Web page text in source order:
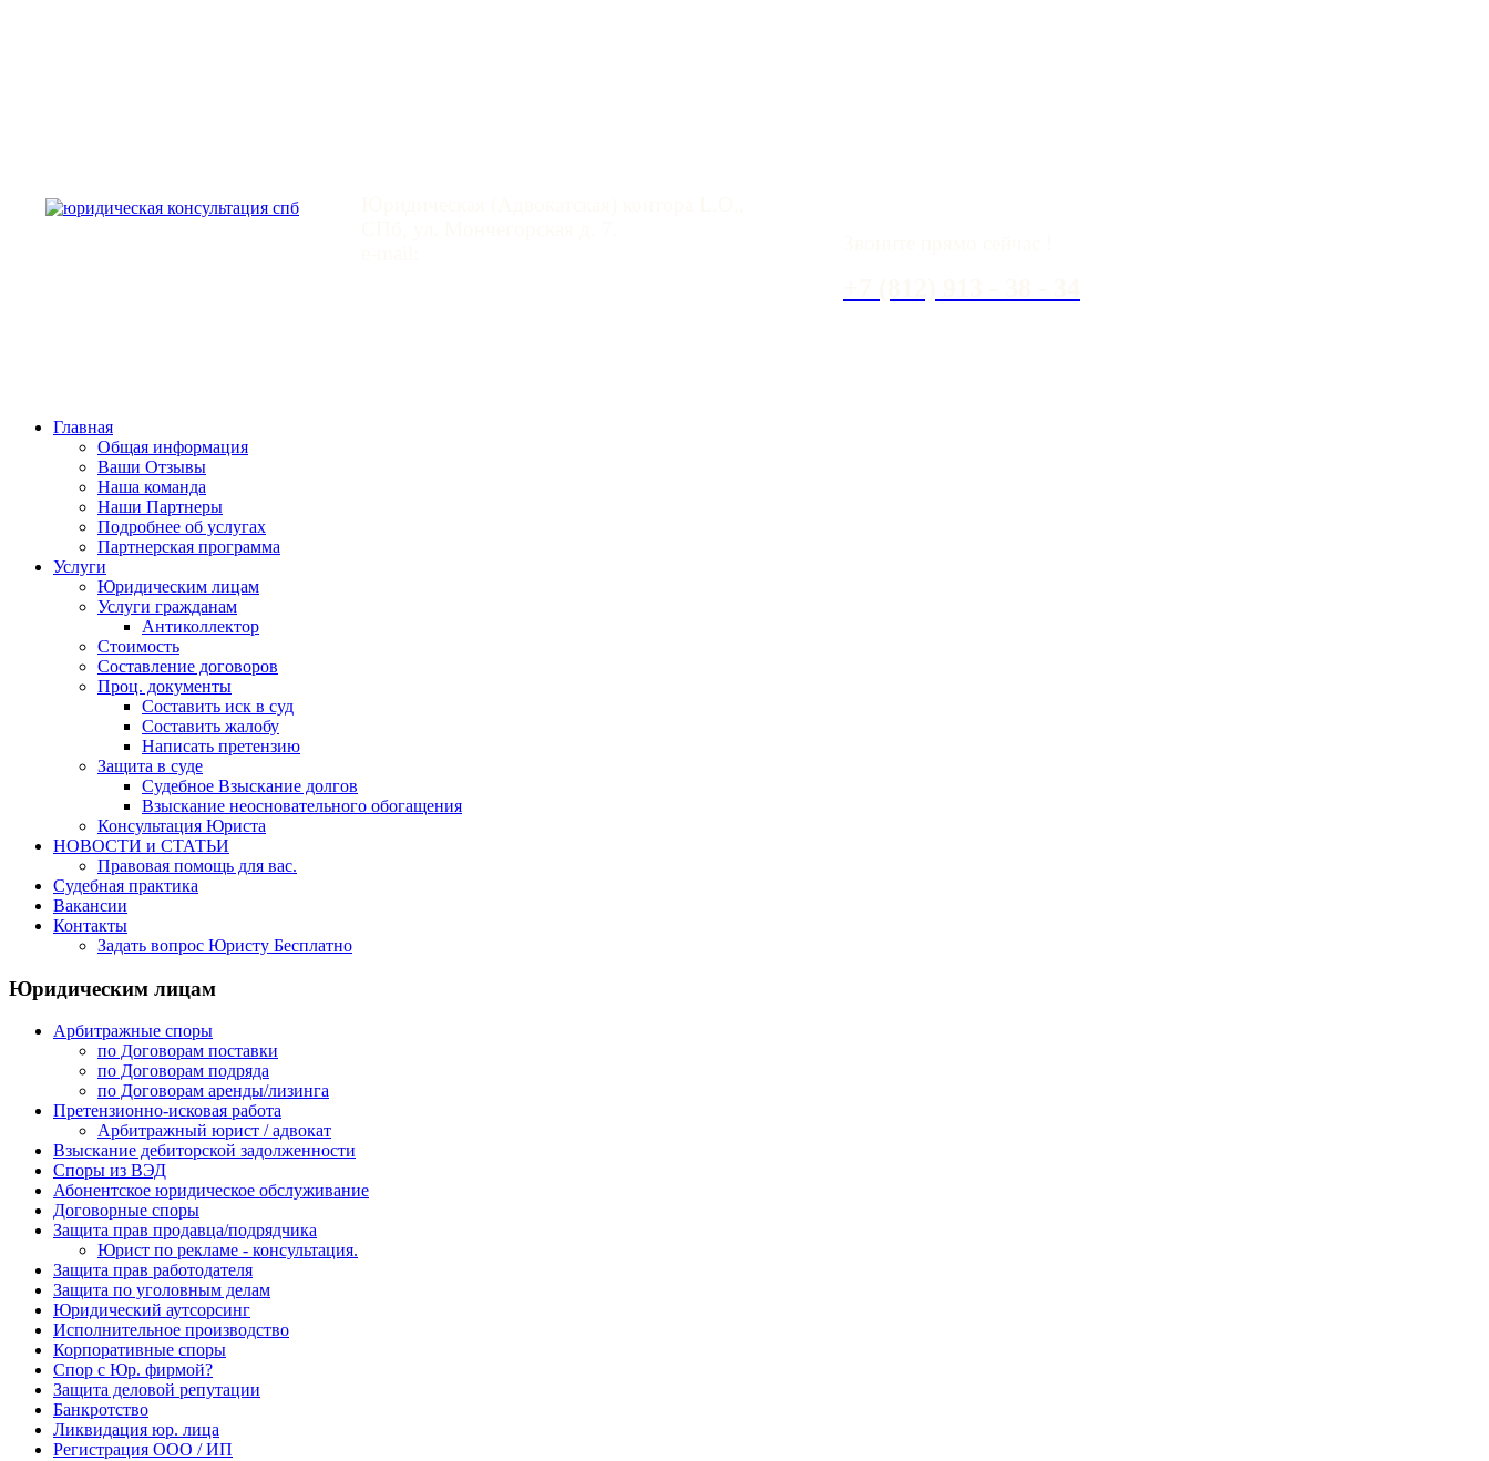
Главная
Общая информация
Ваши Отзывы
Наша команда
Наши Партнеры
Подробнее об услугах
Партнерская программа
Услуги
Юридическим лицам
Услуги гражданам
Антиколлектор
Стоимость
Составление договоров
Проц. документы
Составить иск в суд
Составить жалобу
Написать претензию
Защита в суде
Судебное Взыскание долгов
Взыскание неосновательного обогащения
Консультация Юриста
НОВОСТИ и СТАТЬИ
Правовая помощь для вас.
Судебная практика
Вакансии
Контакты
Задать вопрос Юристу Бесплатно
Юридическим лицам
Арбитражные споры
по Договорам поставки
по Договорам подряда
по Договорам аренды/лизинга
Претензионно-исковая работа
Арбитражный юрист / адвокат
Взыскание дебиторской задолженности
Споры из ВЭД
Абонентское юридическое обслуживание
Договорные споры
Защита прав продавца/подрядчика
Юрист по рекламе - консультация.
Защита прав работодателя
Защита по уголовным делам
Юридический аутсорсинг
Исполнительное производство
Корпоративные споры
Спор с Юр. фирмой?
Защита деловой репутации
Банкротство
Ликвидация юр. лица
Регистрация ООО / ИП